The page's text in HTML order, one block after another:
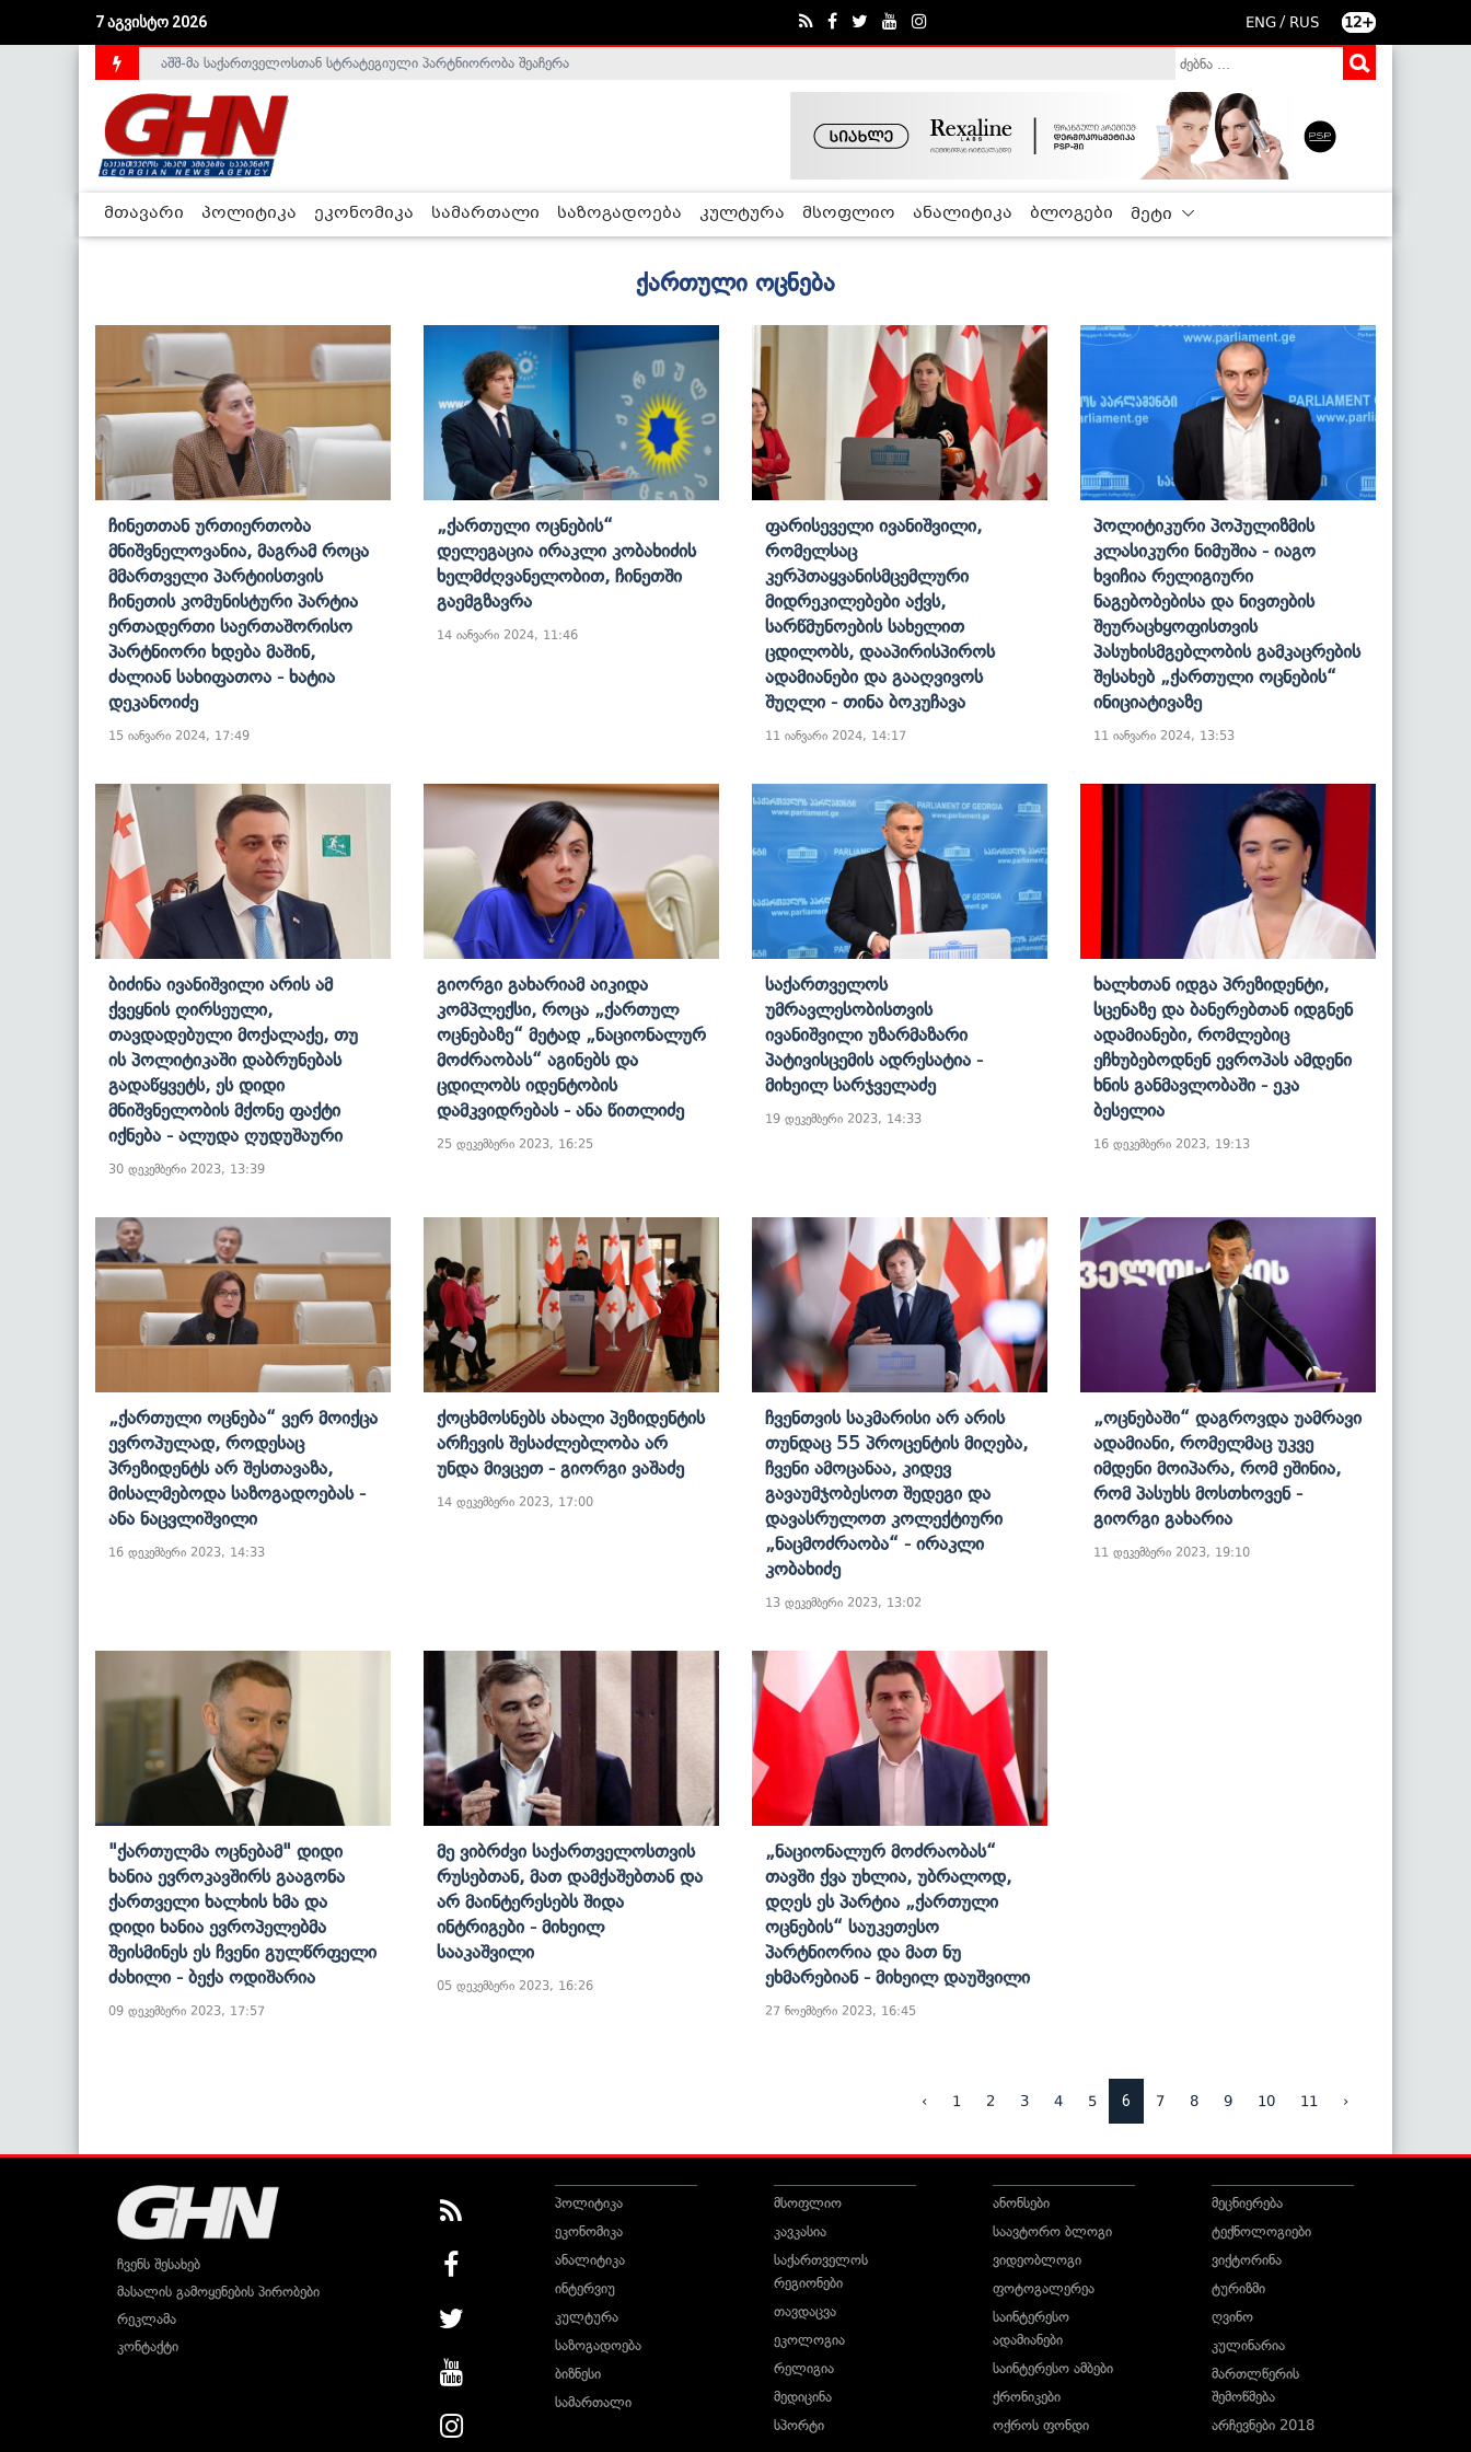
7 აგვისტო 2026 ENG / RUS 12+
საქართველოს დე-ფაქტო მთავრობა არალეგიტიმურია - ჰელსინკის კომისია
აშშ-მა საქართველოსთან სტრატეგიული პარტნიორობა შეაჩერა
მთავარი პოლიტიკა ეკონომიკა სამართალი საზოგადოება კულტურა მსოფლიო ანალიტიკა ბლოგები მეტი
ქართული ოცნება
Ჩინეთთან Ურთიერთობა
Მნიშვნელოვანია, Მაგრამ Როცა
Მმართველი Პარტიისთვის
Ჩინეთის Კომუნისტური Პარტია
Ერთადერთი Საერთაშორისო
Პარტნიორი Ხდება Მაშინ,
Ძალიან Სახიფათოა - Ხატია
Დეკანოიძე
15 იანვარი 2024, 17:49
„ქართული Ოცნების“
Დელეგაცია Ირაკლი Კობახიძის
Ხელმძღვანელობით, Ჩინეთში
Გაემგზავრა
14 იანვარი 2024, 11:46
Ფარისეველი Ივანიშვილი,
Რომელსაც
Კერპთაყვანისმცემლური
Მიდრეკილებები Აქვს,
Სარწმუნოების Სახელით
Ცდილობს, Დააპირისპიროს
Ადამიანები Და Გააღვივოს
Შუღლი - Თინა Ბოკუჩავა
11 იანვარი 2024, 14:17
Პოლიტიკური Პოპულიზმის
Კლასიკური Ნიმუშია - Იაგო
Ხვიჩია Რელიგიური
Ნაგებობებისა Და Ნივთების
Შეურაცხყოფისთვის
Პასუხისმგებლობის Გამკაცრების
Შესახებ „ქართული Ოცნების“
Ინიციატივაზე
11 იანვარი 2024, 13:53
Ბიძინა Ივანიშვილი Არის Ამ
Ქვეყნის Ღირსეული,
Თავდადებული Მოქალაქე, Თუ
Ის Პოლიტიკაში Დაბრუნებას
Გადაწყვეტს, Ეს Დიდი
Მნიშვნელობის Მქონე Ფაქტი
Იქნება - Ალუდა Ღუდუშაური
30 დეკემბერი 2023, 13:39
Გიორგი Გახარიამ Აიკიდა
Კომპლექსი, Როცა „ქართულ
Ოცნებაზე“ Მეტად „ნაციონალურ
Მოძრაობას“ Აგინებს Და
Ცდილობს Იდენტობის
Დამკვიდრებას - Ანა Წითლიძე
25 დეკემბერი 2023, 16:25
Საქართველოს
Უმრავლესობისთვის
Ივანიშვილი Უზარმაზარი
Პატივისცემის Ადრესატია -
Მიხეილ Სარჯველაძე
19 დეკემბერი 2023, 14:33
Ხალხთან Იდგა Პრეზიდენტი,
Სცენაზე Და Ბანერებთან Იდგნენ
Ადამიანები, Რომლებიც
Ეჩხუბებოდნენ Ევროპას Ამდენი
Ხნის Განმავლობაში - Ეკა
Ბესელია
16 დეკემბერი 2023, 19:13
„ქართული Ოცნება“ Ვერ Მოიქცა
Ევროპულად, Როდესაც
Პრეზიდენტს Არ Შესთავაზა,
Მისალმებოდა Საზოგადოებას -
Ანა Ნაცვლიშვილი
16 დეკემბერი 2023, 14:33
Ქოცხმოსნებს Ახალი Პეზიდენტის
Არჩევის Შესაძლებლობა Არ
Უნდა Მივცეთ - Გიორგი Ვაშაძე
14 დეკემბერი 2023, 17:00
Ჩვენთვის Საკმარისი Არ Არის
Თუნდაც 55 Პროცენტის Მიღება,
Ჩვენი Ამოცანაა, Კიდევ
Გავაუმჯობესოთ Შედეგი Და
Დავასრულოთ Კოლექტიური
„ნაცმოძრაობა“ - Ირაკლი
Კობახიძე
13 დეკემბერი 2023, 13:02
„ოცნებაში“ Დაგროვდა Უამრავი
Ადამიანი, Რომელმაც Უკვე
Იმდენი Მოიპარა, Რომ Ეშინია,
Რომ Პასუხს Მოსთხოვენ -
Გიორგი Გახარია
11 დეკემბერი 2023, 19:10
"ქართულმა Ოცნებამ" Დიდი
Ხანია Ევროკავშირს Გააგონა
Ქართველი Ხალხის Ხმა Და
Დიდი Ხანია Ევროპელებმა
Შეისმინეს Ეს Ჩვენი Გულწრფელი
Ძახილი - Ბექა Ოდიშარია
09 დეკემბერი 2023, 17:57
Მე Ვიბრძვი Საქართველოსთვის
Რუსებთან, Მათ Დამქაშებთან Და
Არ Მაინტერესებს Შიდა
Ინტრიგები - Მიხეილ
Სააკაშვილი
05 დეკემბერი 2023, 16:26
„ნაციონალურ Მოძრაობას“
Თავში Ქვა Უხლია, Უბრალოდ,
Დღეს Ეს Პარტია „ქართული
Ოცნების“ Საუკეთესო
Პარტნიორია Და Მათ Ნუ
Ეხმარებიან - Მიხეილ Დაუშვილი
27 ნოემბერი 2023, 16:45
‹ 1 2 3 4 5 6 7 8 9 10 11 ›
ჩვენს შესახებ
მასალის გამოყენების პირობები
რეკლამა
კონტაქტი
პოლიტიკა
ეკონომიკა
ანალიტიკა
ინტერვიუ
კულტურა
საზოგადოება
ბიზნესი
სამართალი
მსოფლიო
კავკასია
საქართველოს
რეგიონები
თავდაცვა
ეკოლოგია
რელიგია
მედიცინა
სპორტი
ანონსები
საავტორო ბლოგი
ვიდეობლოგი
ფოტოგალერეა
საინტერესო
ადამიანები
საინტერესო ამბები
ქრონიკები
ოქროს ფონდი
მეცნიერება
ტექნოლოგიები
ვიქტორინა
ტურიზმი
ღვინო
კულინარია
მართლწერის
შემოწმება
არჩევნები 2018